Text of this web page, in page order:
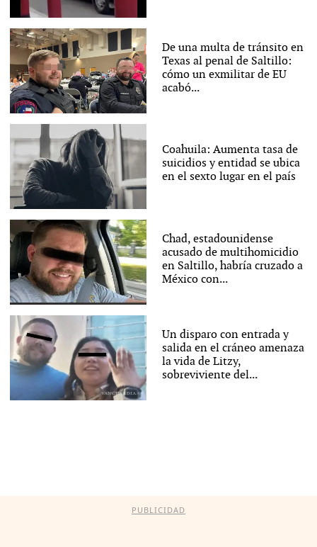
De una multa de tránsito en
Texas al penal de Saltillo:
cómo un exmilitar de EU
acabó...
Coahuila: Aumenta tasa de
suicidios y entidad se ubica
en el sexto lugar en el país
Chad, estadounidense
acusado de multihomicidio
en Saltillo, habría cruzado a
México con...
Un disparo con entrada y
salida en el cráneo amenaza
la vida de Litzy,
sobreviviente del...
PUBLICIDAD